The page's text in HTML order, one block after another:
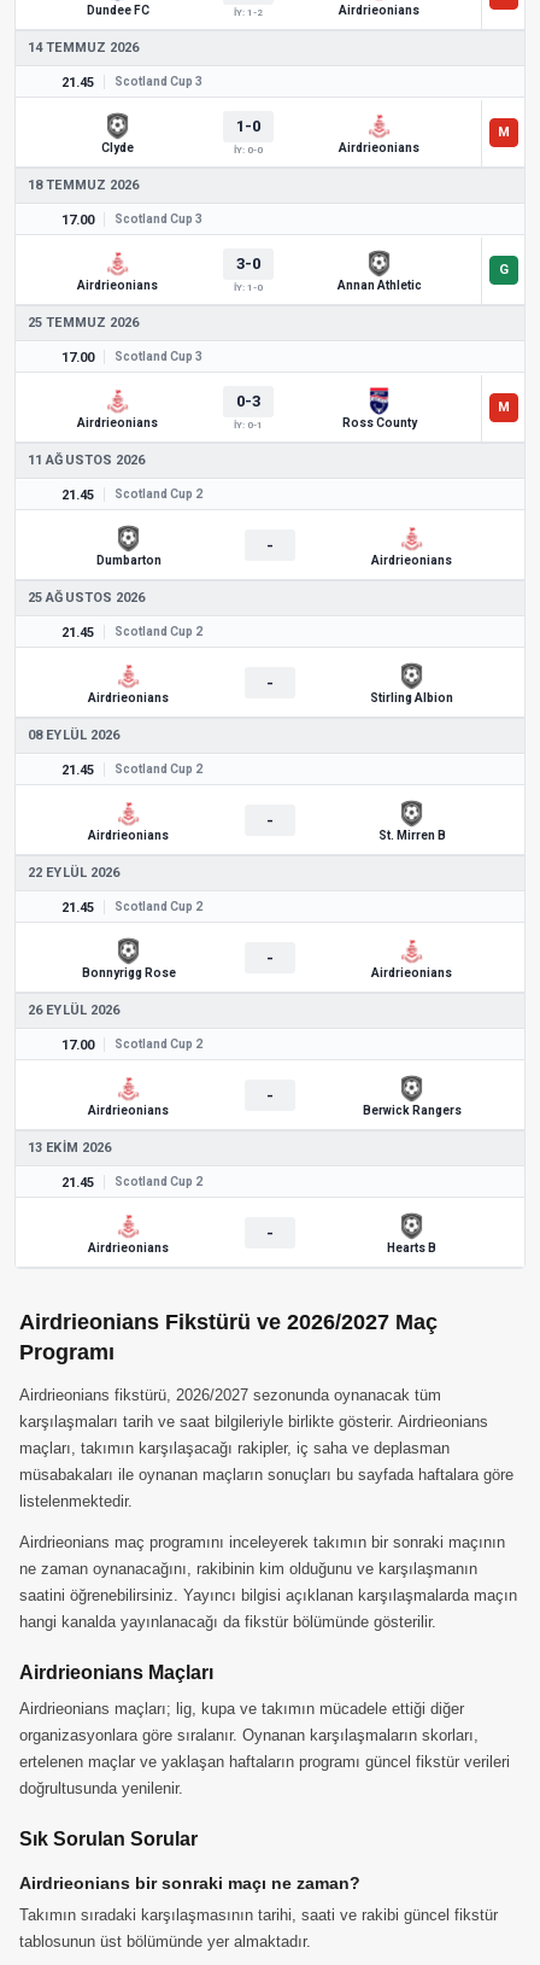
Dundee FC İY: 1-2 Airdrieonians
14 TEMMUZ 2026
21.45 Scotland Cup 3
Clyde
1-0
İY: 0-0 Airdrieonians
18 TEMMUZ 2026
17.00 Scotland Cup 3
Airdrieonians
3-0
İY: 1-0 Annan Athletic
25 TEMMUZ 2026
17.00 Scotland Cup 3
Airdrieonians
0-3
İY: 0-1 Ross County
11 AĞUSTOS 2026
21.45 Scotland Cup 2
Dumbarton
-
Airdrieonians
25 AĞUSTOS 2026
21.45 Scotland Cup 2
Airdrieonians
-
Stirling Albion
08 EYLÜL 2026
21.45 Scotland Cup 2
Airdrieonians
-
St. Mirren B
22 EYLÜL 2026
21.45 Scotland Cup 2
Bonnyrigg Rose
-
Airdrieonians
26 EYLÜL 2026
17.00 Scotland Cup 2
Airdrieonians
-
Berwick Rangers
13 EKIM 2026
21.45 Scotland Cup 2
Airdrieonians
-
Hearts B
Airdrieonians Fikstürü ve 2026/2027 Maç
Programı
Airdrieonians fikstürü, 2026/2027 sezonunda oynanacak tüm
karşılaşmaları tarih ve saat bilgileriyle birlikte gösterir. Airdrieonians
maçları, takımın karşılaşacağı rakipler, iç saha ve deplasman
müsabakaları ile oynanan maçların sonuçları bu sayfada haftalara göre
listelenmektedir.
Airdrieonians maç programını inceleyerek takımın bir sonraki maçının
ne zaman oynanacağını, rakibinin kim olduğunu ve karşılaşmanın
saatini öğrenebilirsiniz. Yayıncı bilgisi açıklanan karşılaşmalarda maçın
hangi kanalda yayınlanacağı da fikstür bölümünde gösterilir.
Airdrieonians Maçları
Airdrieonians maçları; lig, kupa ve takımın mücadele ettiği diğer
organizasyonlara göre sıralanır. Oynanan karşılaşmaların skorları,
ertelenen maçlar ve yaklaşan haftaların programı güncel fikstür verileri
doğrultusunda yenilenir.
Sık Sorulan Sorular
Airdrieonians bir sonraki maçı ne zaman?
Takımın sıradaki karşılaşmasının tarihi, saati ve rakibi güncel fikstür
tablosunun üst bölümünde yer almaktadır.